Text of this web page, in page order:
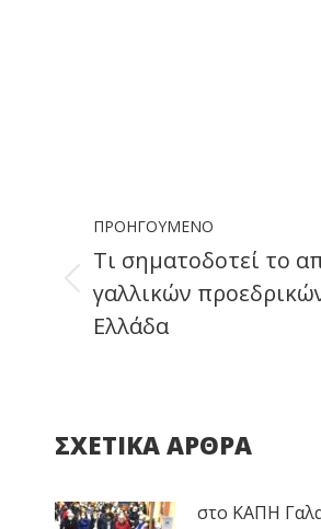
navigation
ΠΡΟΗΓΟΎΜΕΝΟ
Previous
post:
Τι σηματοδοτεί το
γαλλικών
Ελλάδα
ΣΧΕΤΙΚΑ ΑΡΘΡΑ
στο ΚΑΠΗ